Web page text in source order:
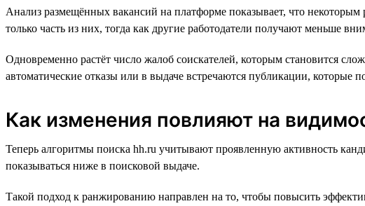
Анализ размещённых вакансий на платформе показывает, что
только часть из них, тогда как другие работодатели получают меньше
Одновременно растёт число жалоб соискателей, которым становится
автоматические отказы или в выдаче встречаются публикации, которые
Как изменения повлияют на
Теперь алгоритмы поиска hh.ru учитывают проявленную активность
показываться ниже в поисковой выдаче.
Такой подход к ранжированию направлен на то, чтобы повысить